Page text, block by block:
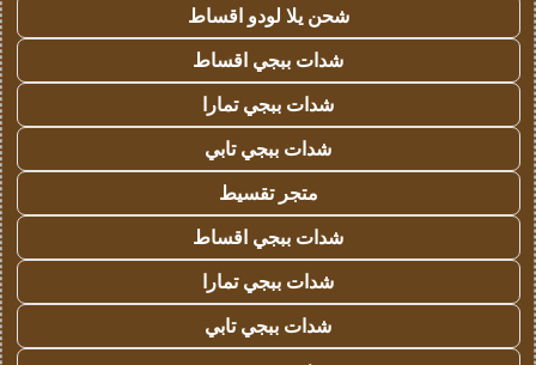
شحن يلا لودو اقساط
شدات ببجي اقساط
شدات ببجي تمارا
شدات ببجي تابي
متجر تقسيط
شدات ببجي اقساط
شدات ببجي تمارا
شدات ببجي تابي